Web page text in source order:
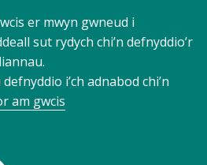
er mwyn gwneud i
sut rydych chi’n defnyddio’r
i’ch adnabod chi’n
am gwcis